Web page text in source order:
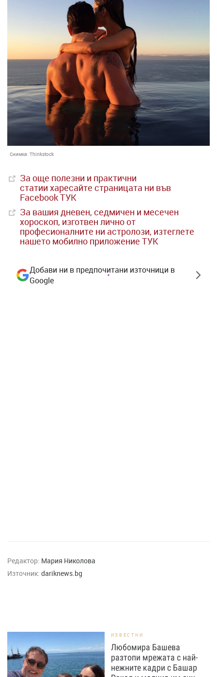
Снимка: Thinkstock
За още полезни и практични
статии харесайте страницата ни във
Facebook ТУК
За вашия дневен, седмичен и месечен
хороскоп, изготвен лично от
професионалните ни астролози, изтеглете
нашето мобилно приложение ТУК
Добави ни в предпочитани източници в
Google
Редактор: Мария Николова
Източник: dariknews.bg
ИЗВЕСТНИ
Любомира Башева
разтопи мрежата с най-
нежните кадри с Башар